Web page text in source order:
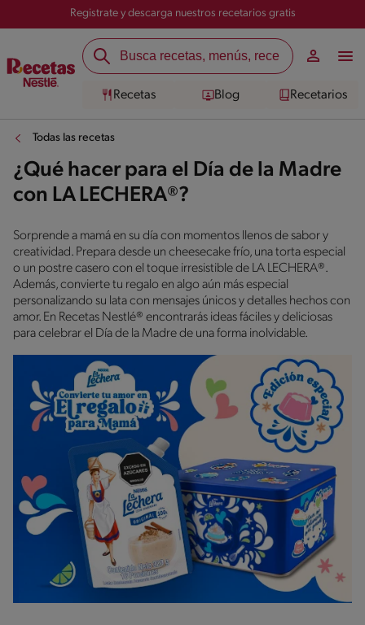
Registrate y descarga nuestros recetarios gratis
Recetas Blog Recetarios
Todas las recetas
¿Qué hacer para el Día de la Madre
con LA LECHERA®?
Sorprende a mamá en su día con momentos llenos de sabor y
creatividad. Prepara desde un cheesecake frío, una torta especial
o un postre casero con el toque irresistible de LA LECHERA®.
Además, convierte tu regalo en algo aún más especial
personalizando su lata con mensajes únicos y detalles hechos con
amor. En Recetas Nestlé® encontrarás ideas fáciles y deliciosas
para celebrar el Día de la Madre de una forma inolvidable.